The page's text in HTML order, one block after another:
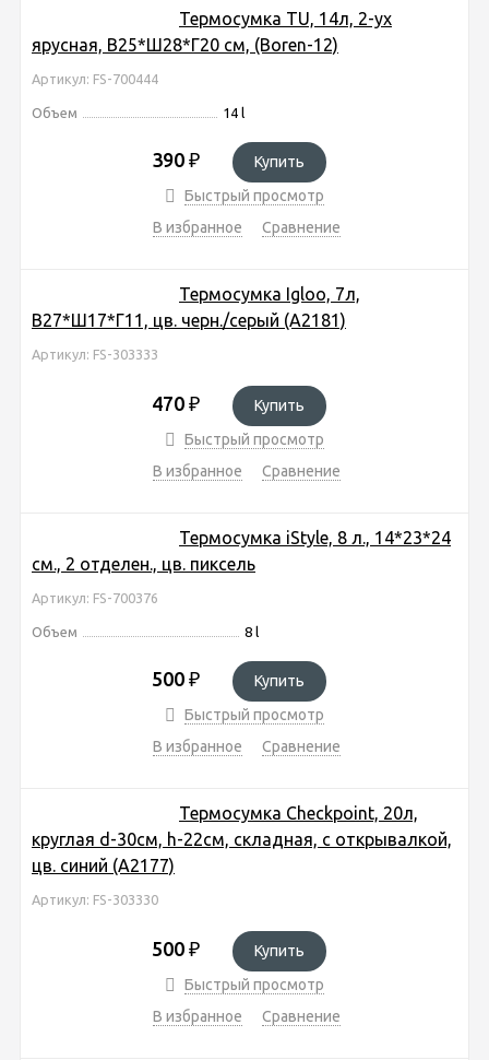
Термосумка TU, 14л, 2-ух
ярусная, В25*Ш28*Г20 см, (Boren-12)
Артикул: FS-700444
Объем 14 l
390 ₽
Купить
Быстрый просмотр
В избранное
Сравнение
Термосумка Igloo, 7л,
В27*Ш17*Г11, цв. черн./серый (A2181)
Артикул: FS-303333
470 ₽
Купить
Быстрый просмотр
В избранное
Сравнение
Термосумка iStyle, 8 л., 14*23*24
см., 2 отделен., цв. пиксель
Артикул: FS-700376
Объем 8 l
500 ₽
Купить
Быстрый просмотр
В избранное
Сравнение
Термосумка Checkpoint, 20л,
круглая d-30см, h-22см, складная, с открывалкой,
цв. синий (A2177)
Артикул: FS-303330
500 ₽
Купить
Быстрый просмотр
В избранное
Сравнение